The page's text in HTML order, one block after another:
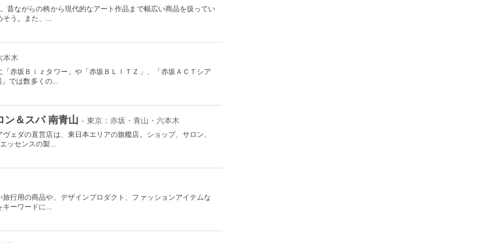
昔ながらの柄から現代的なアート作品まで幅広い商品を扱ってい
そう。また、...
本木
赤坂Ｂｉｚタワー」や「赤坂ＢＬＩＴＺ」、「赤坂ＡＣＴシア
では数多くの...
ン＆スパ 南青山 - 東京：赤坂・青山・六本木
ェダの直営店は、東日本エリアの旗艦店。ショップ、サロン、
ッセンスの製...
行用の商品や、デザインプロダクト、ファッションアイテムな
キーワードに...